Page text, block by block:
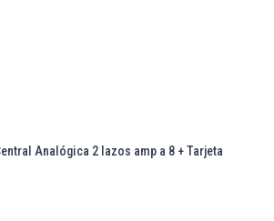
Analógica 2 lazos amp a 8 + Tarjeta